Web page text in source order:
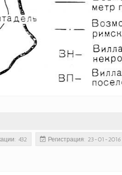
432 Регистрация: 23-01-2016